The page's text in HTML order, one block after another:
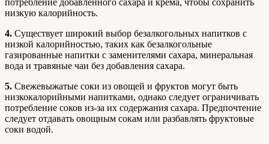
потребление добавленного сахара и крема, чтобы сохранить
низкую калорийность.
4. Существует широкий выбор безалкогольных напитков с
низкой калорийностью, таких как безалкогольные
газированные напитки с заменителями сахара, минеральная
вода и травяные чаи без добавления сахара.
5. Свежевыжатые соки из овощей и фруктов могут быть
низкокалорийными напитками, однако следует ограничивать
потребление соков из-за их содержания сахара. Предпочтение
следует отдавать овощным сокам или разбавлять фруктовые
соки водой.